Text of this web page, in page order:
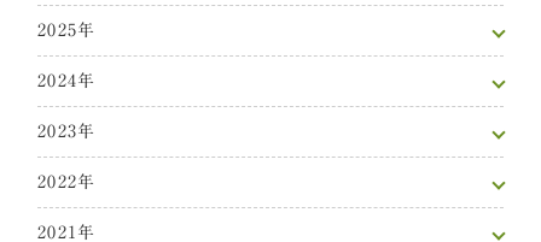
2025年
2024年
2023年
2022年
2021年